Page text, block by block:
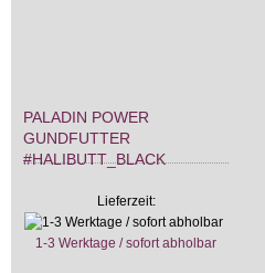
PALADIN POWER
GUNDFUTTER
#HALIBUTT_BLACK
Lieferzeit:
1-3 Werktage / sofort abholbar